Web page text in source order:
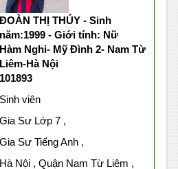
ĐOÀN THỊ THÚY - Sinh
năm:1999 - Giới tính: Nữ
Hàm Nghi- Mỹ Đình 2- Nam Từ
Liêm-Hà Nội
101893
Sinh viên
Gia Sư Lớp 7 ,
Gia Sư Tiếng Anh ,
Hà Nội , Quận Nam Từ Liêm ,